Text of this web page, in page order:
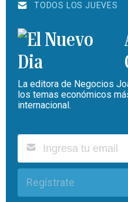
TODOS LOS JUEVES
La editora de Negocios
los temas económicos
internacional.
Regístrate